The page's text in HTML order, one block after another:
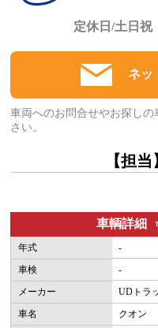
定休日/土日
ネッ
車両へのお問合せやお探し
さい。
【担
車輌詳細
年式
-
車検
-
メーカー
UDトラ
車名
クオン